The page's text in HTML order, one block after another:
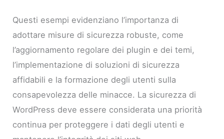
Questi esempi evidenziano l’importanza di
adottare misure di sicurezza robuste, come
l’aggiornamento regolare dei plugin e dei temi,
l’implementazione di soluzioni di sicurezza
affidabili e la formazione degli utenti sulla
consapevolezza delle minacce. La sicurezza di
WordPress deve essere considerata una priorità
continua per proteggere i dati degli utenti e